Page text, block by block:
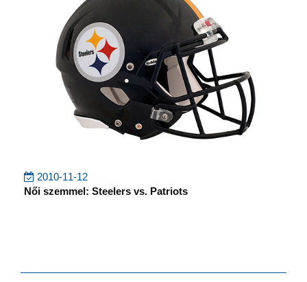
2010-11-12
Női szemmel: Steelers vs. Patriots